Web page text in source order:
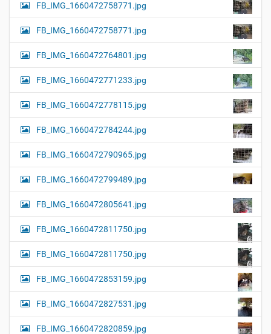
FB_IMG_1660472758771.jpg
FB_IMG_1660472758771.jpg
FB_IMG_1660472764801.jpg
FB_IMG_1660472771233.jpg
FB_IMG_1660472778115.jpg
FB_IMG_1660472784244.jpg
FB_IMG_1660472790965.jpg
FB_IMG_1660472799489.jpg
FB_IMG_1660472805641.jpg
FB_IMG_1660472811750.jpg
FB_IMG_1660472811750.jpg
FB_IMG_1660472853159.jpg
FB_IMG_1660472827531.jpg
FB_IMG_1660472820859.jpg